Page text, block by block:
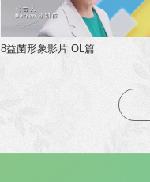
8益菌形象影片 OL篇